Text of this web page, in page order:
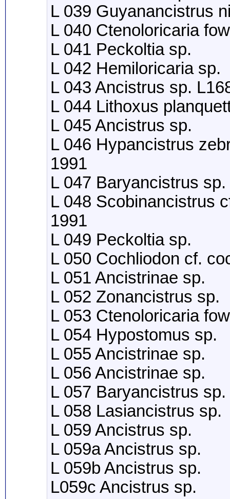
L 039 Guyanancistrus
L 040 Ctenoloricaria
L 041 Peckoltia sp.
L 042 Hemiloricaria sp.
L 043 Ancistrus sp.
L 044 Lithoxus
L 045 Ancistrus sp.
L 046 Hypancistrus
1991
L 047 Baryancistrus sp.
L 048 Scobinancistrus
1991
L 049 Peckoltia sp.
L 050 Cochliodon cf.
L 051 Ancistrinae sp.
L 052 Zonancistrus sp.
L 053 Ctenoloricaria
L 054 Hypostomus sp.
L 055 Ancistrinae sp.
L 056 Ancistrinae sp.
L 057 Baryancistrus sp.
L 058 Lasiancistrus sp.
L 059 Ancistrus sp.
L 059a Ancistrus sp.
L 059b Ancistrus sp.
L059c Ancistrus sp.